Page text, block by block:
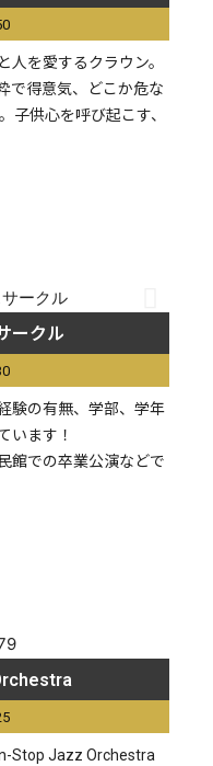
を愛するクラウン。
で得意気、どこか危な
子供心を呼び起こす、
ークル
験の有無、学部、学年
います！
館での卒業公演などで
Stop Jazz Orchestra